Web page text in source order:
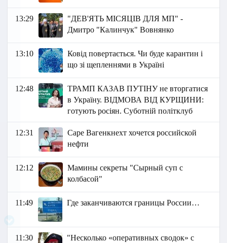
13:29
"ДЕВ'ЯТЬ МІСЯЦІВ ДЛЯ МП" -
Дмитро "Калинчук" Вовнянко
13:10
Ковід повертається. Чи буде карантин і
що зі щепленнями в Україні
12:48
ТРАМП КАЗАВ ПУТІНУ не вторгатися
в Україну. ВІДМОВА ВІД КУРЩИНИ:
готують росіян. Суботній політклуб
12:31
Саре Вагенкнехт хочется российской
нефти
12:12
Мамины секреты "Сырный суп с
колбасой"
11:49 Где заканчиваются границы России…
11:30
"Несколько «оперативных сводок» с